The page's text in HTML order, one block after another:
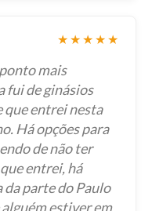
★★★★★
mais
fui de ginásios
que entrei nesta
Há opções para
de não ter
entrei, há
parte do Paulo
estiver em